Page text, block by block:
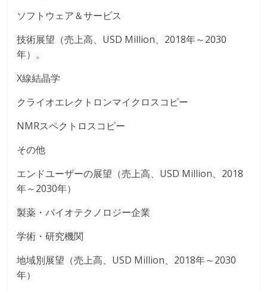
ソフトウェア＆サービス
技術展望（売上高、USD Million、2018年～2030
年）。
X線結晶学
クライオエレクトロンマイクロスコピー
NMRスペクトロスコピー
その他
エンドユーザーの展望（売上高、USD Million、2018
年～2030年）
製薬・バイオテクノロジー企業
学術・研究機関
地域別展望（売上高、USD Million、2018年～2030
年）